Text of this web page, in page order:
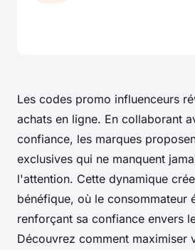
Les codes promo influenceurs
achats en ligne. En collaborant
confiance, les marques
exclusives qui ne manquent
l'attention. Cette dynamique
bénéfique, où le consommateur
renforçant sa confiance envers
Découvrez comment maximiser